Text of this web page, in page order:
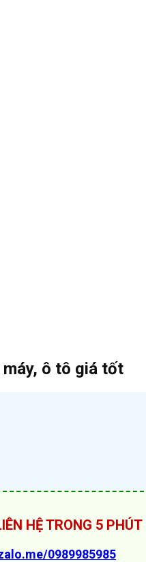
ô tô giá tốt
HỆ TRONG 5 PHÚT
0989985985